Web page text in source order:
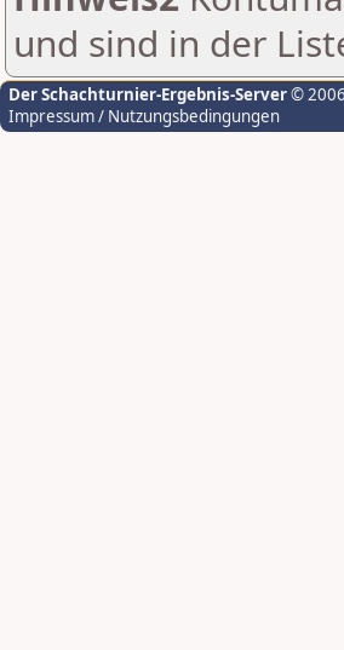
und sind in der
Der Schachturnier-Ergebnis-Server©
Impressum / Nutzungsbedingungen